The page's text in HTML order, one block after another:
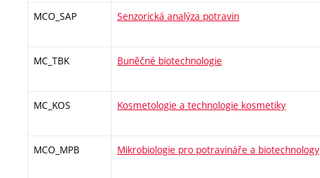
MCO_SAP Senzorická analýza potravin
MC_TBK Buněčné biotechnologie
MC_KOS Kosmetologie a technologie kosmetiky
MCO_MPB Mikrobiologie pro potravináře a biotechnology